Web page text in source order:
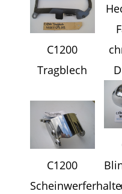
C1200
Tragblech
C1200